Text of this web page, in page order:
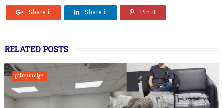
Share it Share it Pin it
RELATED POSTS
ជ្រុងមួយសង្គម